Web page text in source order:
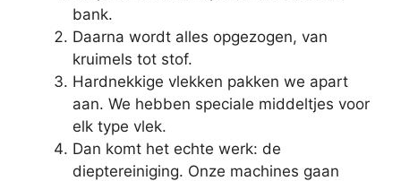
bank.
Daarna wordt alles opgezogen, van
kruimels tot stof.
Hardnekkige vlekken pakken we apart
aan. We hebben speciale middeltjes voor
elk type vlek.
Dan komt het echte werk: de
dieptereiniging. Onze machines gaan